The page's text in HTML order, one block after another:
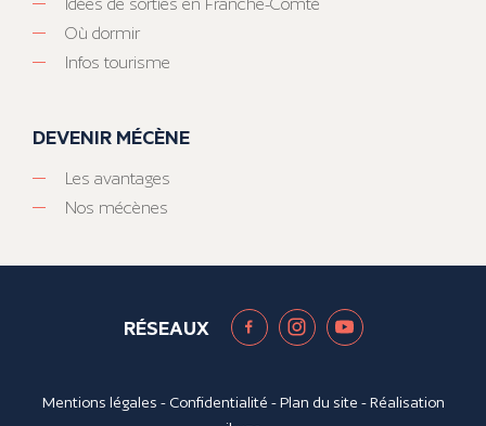
Où dormir
Infos tourisme
DEVENIR MÉCÈNE
Les avantages
Nos mécènes
RÉSEAUX
Mentions légales - Confidentialité -Plan du site - Réalisation